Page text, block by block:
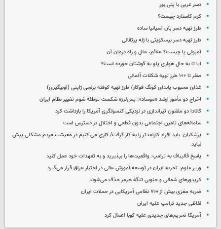
دسر عربی با پتی بور
کرم کاستارد چیست؟
طرز تهیه دسر پان اسپانیا ساده
طرز تهیه دسر بیسکویتی با ژله پرتقالی
آمبولی پا چیست؟ علائم، علل و راه درمان آن
آیا تا به حال هواری پلو به گوشتان خورده است؟
صفر تا ۱۰۰ طرز تهیه شکلات آلمانی
غذای محبوب پاندای کونگ فوکار/ طرز تهیه کوفته برنجی ژاپنی (اونیگیری)
اخراج دو مأمور ارشد «موساد»؛ پس‌لرزه شکست توطئه شوم تغییر نظام ایران
کانادا دو مظنون تیراندازی در نزدیکی کنسولگری آمریکا را بازداشت کرد
سامانه‌های تامین اجتماعی بدون قطعی و اختلال در دسترس است
پزشکیان: باید افراد کارآمدتر را به کار گرفت/ کاری می کنیم در معیشت مردم مشکلی پیش
نیاید
پاسخ قالیباف به ترامپ: واقعیت‌ها را بپذیرید و به تعهدات خود عمل کنید
وزیر علوم: تجربه ایران در توسعه آموزش عالی در اختیار عراق قرار می‌گیرد
کریدورهای شمالی و جنوبی تنگه هرمز حذف می‌شوند
ضربه مغزی بیش از ۷۰۰ نظامی آمریکایی در حملات ایران
لفاظی جدید ترامپ علیه ایران
آمریکا تحریم‌های جدیدی علیه کوبا اعمال کرد